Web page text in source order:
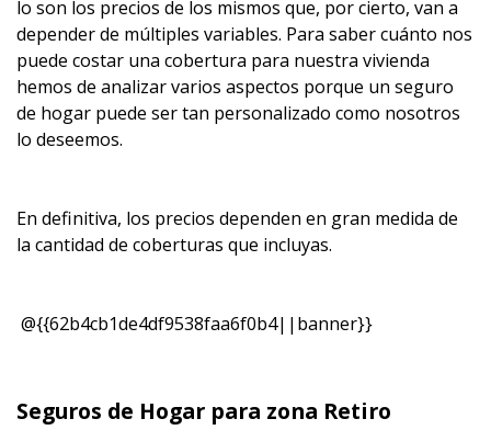
lo son los precios de los mismos que, por cierto, van a
depender de múltiples variables. Para saber cuánto nos
puede costar una cobertura para nuestra vivienda
hemos de analizar varios aspectos porque un seguro
de hogar puede ser tan personalizado como nosotros
lo deseemos.
En definitiva, los precios dependen en gran medida de
la cantidad de coberturas que incluyas.
@{{62b4cb1de4df9538faa6f0b4||banner}}
Seguros de Hogar para zona Retiro